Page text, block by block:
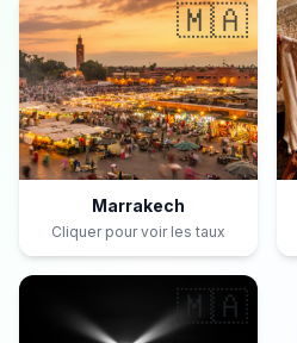
🇲🇦
Marrakech
Cliquer pour voir les taux
🇲🇦